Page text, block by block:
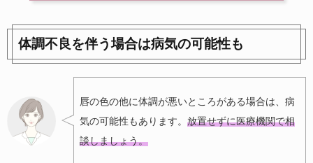
体調不良を伴う場合は病気の可能性も
唇の色の他に体調が悪いところがある場合は、病
気の可能性もあります。 放置せずに医療機関で相
談しましょう。